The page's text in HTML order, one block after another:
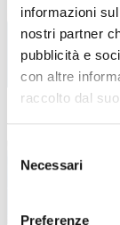
informazioni
nostri partner
pubblicità e
con altre
raccolto dal
delNecessari
Preferenze
9 Febbraio 2026